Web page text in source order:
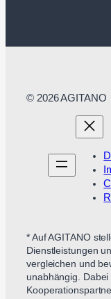
© 2026 AGITANO
* Auf AGITANO
Dienstleistungen
vergleichen und
unabhängig.